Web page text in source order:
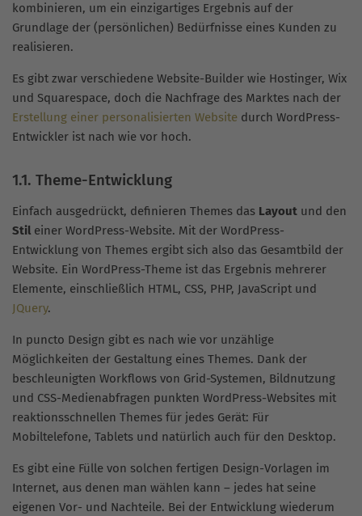
kombinieren, um ein einzigartiges Ergebnis auf der
Grundlage der (persönlichen) Bedürfnisse eines Kunden zu
realisieren.
Es gibt zwar verschiedene Website-Builder wie Hostinger, Wix
und Squarespace, doch die Nachfrage des Marktes nach der
Erstellung einer personalisierten Website durch WordPress-
Entwickler ist nach wie vor hoch.
1.1. Theme-Entwicklung
Einfach ausgedrückt, definieren Themes das Layout und den
Stileiner WordPress-Website. Mit der WordPress-
Entwicklung von Themes ergibt sich also das Gesamtbild der
Website. Ein WordPress-Theme ist das Ergebnis mehrerer
Elemente, einschließlich HTML, CSS, PHP, JavaScript und
JQuery.
In puncto Design gibt es nach wie vor unzählige
Möglichkeiten der Gestaltung eines Themes. Dank der
beschleunigten Workflows von Grid-Systemen, Bildnutzung
und CSS-Medienabfragen punkten WordPress-Websites mit
reaktionsschnellen Themes für jedes Gerät: Für
Mobiltelefone, Tablets und natürlich auch für den Desktop.
Es gibt eine Fülle von solchen fertigen Design-Vorlagen im
Internet, aus denen man wählen kann – jedes hat seine
eigenen Vor- und Nachteile. Bei der Entwicklung wiederum